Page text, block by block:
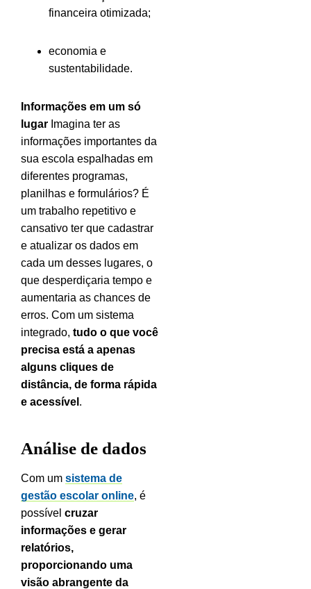
financeira otimizada;
economia e
sustentabilidade.
Informações em um só
lugar Imagina ter as
informações importantes da
sua escola espalhadas em
diferentes programas,
planilhas e formulários? É
um trabalho repetitivo e
cansativo ter que cadastrar
e atualizar os dados em
cada um desses lugares, o
que desperdiçaria tempo e
aumentaria as chances de
erros. Com um sistema
integrado, tudo o que você
precisa está a apenas
alguns cliques de
distância, de forma rápida
e acessível .
Análise de dados
Com um sistema de
gestão escolar online, é
possível cruzar
informações e gerar
relatórios,
proporcionando uma
visão abrangente da